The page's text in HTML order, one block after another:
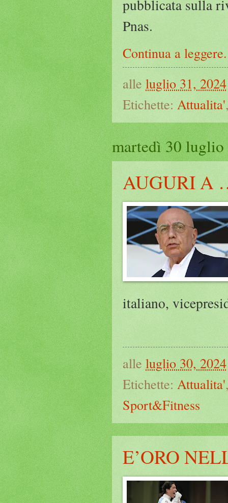
pubblicata sulla
Pnas.
Continua a
alle luglio 31, 2024
Etichette: Attualita'
martedì 30 luglio
AUGURI A
italiano,
alle luglio 30, 2024
Etichette: Attualita'
Sport&Fitness
E’ORO